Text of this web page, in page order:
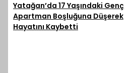
Yatağan’da 17 Yaşındaki Genç
Apartman Boşluğuna Düşerek
Hayatını Kaybetti